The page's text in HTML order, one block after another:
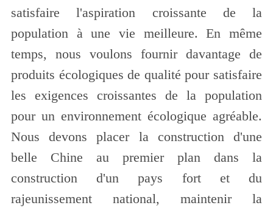
satisfaire l'aspiration croissante de la
population à une vie meilleure. En même
temps, nous voulons fournir davantage de
produits écologiques de qualité pour satisfaire
les exigences croissantes de la population
pour un environnement écologique agréable.
Nous devons placer la construction d'une
belle Chine au premier plan dans la
construction d'un pays fort et du
rajeunissement national, maintenir la